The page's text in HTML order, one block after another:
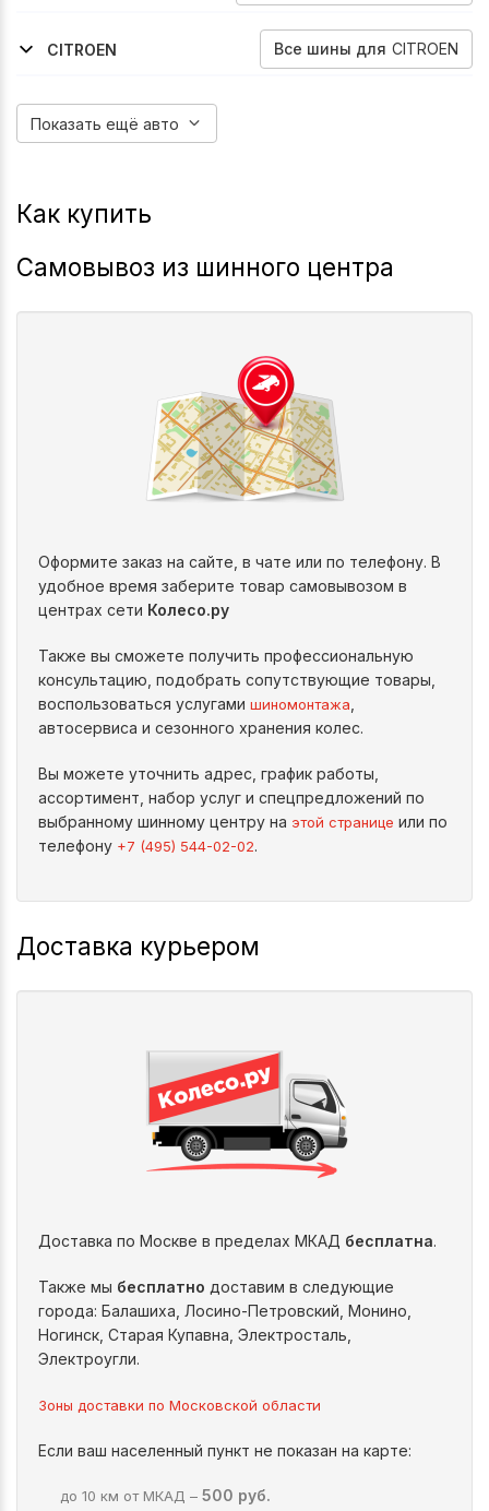
2005-2016
2006-2016
2012-2016
CITROEN
Все шины для CITROEN
Показать ещё авто
Как купить
Самовывоз из шинного центра
Оформите заказ на сайте, в чате или по телефону. В
удобное время заберите товар самовывозом в
центрах сети Колесо.ру
Также вы сможете получить профессиональную
консультацию, подобрать сопутствующие товары,
воспользоваться услугами шиномонтажа
автосервиса и сезонного хранения колес.
Вы можете уточнить адрес, график работы,
ассортимент, набор услуг и спецпредложений по
выбранному шинному центру на этой странице или по
телефону +7 (495) 544-02-02.
Доставка курьером
Доставка по Москве в пределах МКАД бесплатна.
Также мы бесплатно доставим в следующие
города: Балашиха, Лосино-Петровский, Монино,
Ногинск, Старая Купавна, Электросталь,
Электроугли.
Зоны доставки по Московской области
Если ваш населенный пункт не показан на карте:
до 10 км от МКАД – 500 руб.